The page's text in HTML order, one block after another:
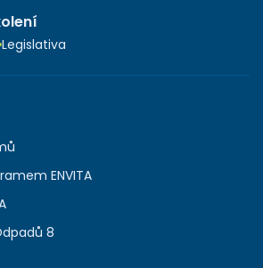
Legislativa
ENVITA
8